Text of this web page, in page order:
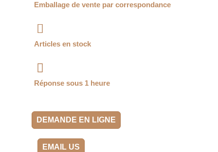
Emballage de vente par correspondance
Articles en stock
Réponse sous 1 heure
DEMANDE EN LIGNE
EMAIL US